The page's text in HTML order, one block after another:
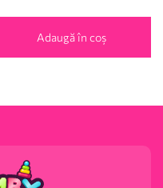
Adaugă în coș